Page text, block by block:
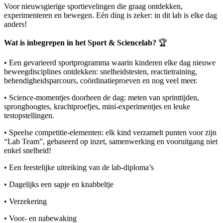
Voor nieuwsgierige sportievelingen die graag ontdekken,
experimenteren en bewegen. Eén ding is zeker: in dit lab is elke dag
anders!
Wat is inbegrepen in het Sport & Sciencelab? 🏆
• Een gevarieerd sportprogramma waarin kinderen elke dag nieuwe
beweegdisciplines ontdekken: snelheidstesten, reactietraining,
behendigheidsparcours, coördinatieproeven en nog veel meer.
• Science-momentjes doorheen de dag: meten van sprinttijden,
spronghoogtes, krachtproefjes, mini-experimentjes en leuke
testopstellingen.
• Speelse competitie-elementen: elk kind verzamelt punten voor zijn
“Lab Team”, gebaseerd op inzet, samenwerking en vooruitgang niet
enkel snelheid!
• Een feestelijke uitreiking van de lab-diploma’s
• Dagelijks een sapje en knabbeltje
• Verzekering
• Voor- en nabewaking